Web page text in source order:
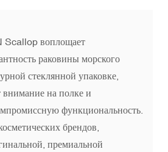
Scallop воплощает
раковины морского
стеклянной упаковке,
внимание на полке и
функциональность.
брендов,
премиальной